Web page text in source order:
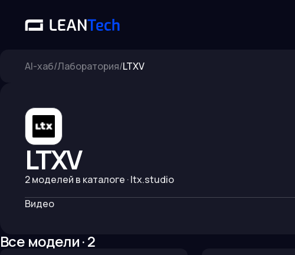
AI-хаб/Лаборатория/LTXV
LTXV
2моделей в каталоге · ltx.studio
Видео
Все модели ·2